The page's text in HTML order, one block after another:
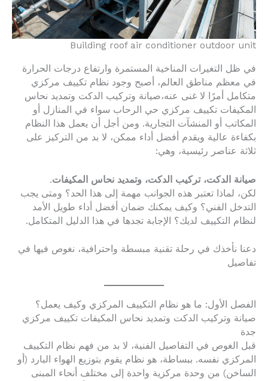
Building roof air conditioner outdoor unit
في ظل التغيرات المناخية المستمرة وارتفاع درجات الحرارة
في معظم مناطق العالم، أصبح وجود نظام تكييف مركزي
متكامل أمرًا لا غنى عنه،صيانة وتركيب الدكت وتمديد نحاس
المكيفات تكييف مركزي حي الرحاب سواء في المنازل أو
المكاتب أو المنشآت التجارية. ومن أجل أن يعمل هذا النظام
بكفاءة عالية ويقدم أفضل أداء ممكن، لا بد من التركيز على
ثلاثة عناصر رئيسية، وهي:
صيانة الدكت، تركيب الدكت، وتمديد نحاس المكيفات.
لكن، لماذا تعتبر هذه الجوانب مهمة إلى هذا الحد؟ ومتى يجب
التدخل الفني؟ وكيف يمكنك ضمان أفضل أداء طويل الأمد
لنظام التكييف لديك؟ الإجابة تجدها في هذا الدليل المتكامل.
دعنا نأخذك في رحلة تقنية مبسطة واحترافية، نغوص فيها في
تفاصيل
الفصل الأول: ما هو نظام التكييف المركزي وكيف يعمل؟
صيانة وتركيب الدكت وتمديد نحاس المكيفات تكييف مركزي
جدة
قبل الغوص في التفاصيل الفنية، لا بد من فهم نظام التكييف
المركزي نفسه. ببساطة، هو نظام يقوم بتوزيع الهواء البارد (أو
الساخن) من وحدة مركزية واحدة إلى مختلف أنحاء المبنى